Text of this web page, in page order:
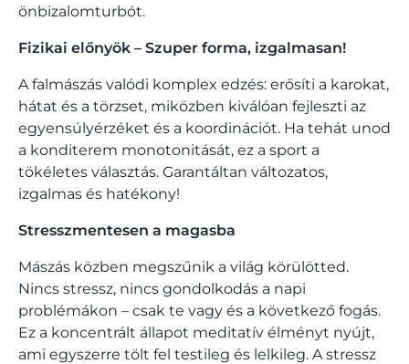
önbizalomturbót.
Fizikai előnyök – Szuper forma, izgalmasan!
A falmászás valódi komplex edzés: erősíti a karokat,
hátat és a törzset, miközben kiválóan fejleszti az
egyensúlyérzéket és a koordinációt. Ha tehát unod
a konditerem monotonitását, ez a sport a
tökéletes választás. Garantáltan változatos,
izgalmas és hatékony!
Stresszmentesen a magasba
Mászás közben megszűnik a világ körülötted.
Nincs stressz, nincs gondolkodás a napi
problémákon – csak te vagy és a következő fogás.
Ez a koncentrált állapot meditatív élményt nyújt,
ami egyszerre tölt fel testileg és lelkileg. A stressz